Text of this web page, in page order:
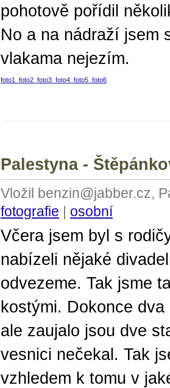
pohotově pořídil
No a na nádraží jsem
vlakama nejezím.
foto1 foto2 foto3 foto4 foto5 foto6
Palestyna -
Vložil benzin@jabber.cz,
fotografie | osobní
Včera jsem byl s
nabízeli nějaké
odvezeme. Tak jsme
kostými. Dokonce
ale zaujalo jsou dve
vesnici nečekal. Tak
vzhledem k tomu v